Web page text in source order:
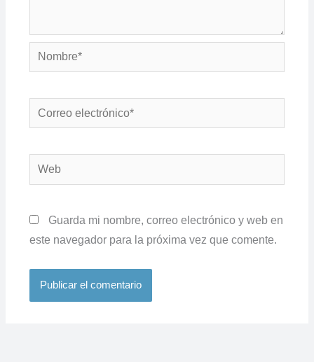
Nombre*
Correo
electrónico*
Web
Guarda mi nombre, correo electrónico y web en
este navegador para la próxima vez que comente.